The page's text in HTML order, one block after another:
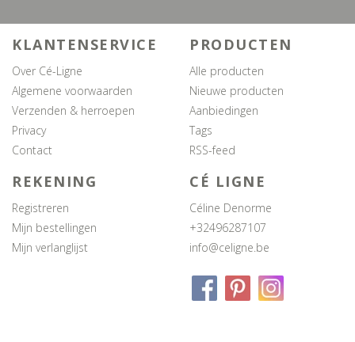
KLANTENSERVICE
Over Cé-Ligne
Algemene voorwaarden
Verzenden & herroepen
Privacy
Contact
PRODUCTEN
Alle producten
Nieuwe producten
Aanbiedingen
Tags
RSS-feed
REKENING
Registreren
Mijn bestellingen
Mijn verlanglijst
CÉ LIGNE
Céline Denorme
+32496287107
info@celigne.be